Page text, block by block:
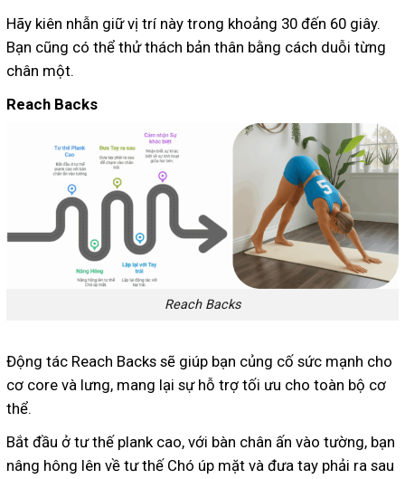
Hãy kiên nhẫn giữ vị trí này trong khoảng 30 đến 60 giây.
Bạn cũng có thể thử thách bản thân bằng cách duỗi từng
chân một.
Reach Backs
Reach Backs
Động tác Reach Backs sẽ giúp bạn củng cố sức mạnh cho
cơ core và lưng, mang lại sự hỗ trợ tối ưu cho toàn bộ cơ
thể.
Bắt đầu ở tư thế plank cao, với bàn chân ấn vào tường, bạn
nâng hông lên về tư thế Chó úp mặt và đưa tay phải ra sau